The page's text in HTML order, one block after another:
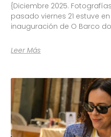
{Diciembre 2025.
pasado viernes 21 estuve
inauguración de O Barco
Leer Más